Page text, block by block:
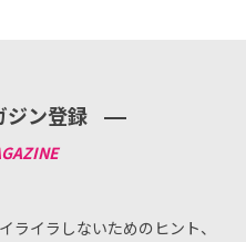
ジン登録
ライラしないためのヒント、